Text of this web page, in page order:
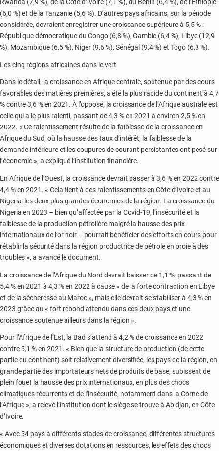
Rwanda (7,9 %), de la Côte d’Ivoire (7,1 %), du Bénin (6,4 %), de l’Éthiopie
(6,0 %) et de la Tanzanie (5,6 %). D’autres pays africains, sur la période
considérée, devraient enregistrer une croissance supérieure à 5,5 % :
République démocratique du Congo (6,8 %), Gambie (6,4 %), Libye (12,9
%), Mozambique (6,5 %), Niger (9,6 %), Sénégal (9,4 %) et Togo (6,3 %).
Les cinq régions africaines dans le vert
Dans le détail, la croissance en Afrique centrale, soutenue par des cours
favorables des matières premières, a été la plus rapide du continent à 4,7
% contre 3,6 % en 2021. À l’opposé, la croissance de l’Afrique australe est
celle qui a le plus ralenti, passant de 4,3 % en 2021 à environ 2,5 % en
2022. « Ce ralentissement résulte de la faiblesse de la croissance en
Afrique du Sud, où la hausse des taux d’intérêt, la faiblesse de la
demande intérieure et les coupures de courant persistantes ont pesé sur
l’économie », a expliqué l’institution financière.
En Afrique de l’Ouest, la croissance devrait passer à 3,6 % en 2022 contre
4,4 % en 2021. « Cela tient à des ralentissements en Côte d’Ivoire et au
Nigeria, les deux plus grandes économies de la région. La croissance du
Nigeria en 2023 – bien qu’affectée par la Covid-19, l’insécurité et la
faiblesse de la production pétrolière malgré la hausse des prix
internationaux de l’or noir – pourrait bénéficier des efforts en cours pour
rétablir la sécurité dans la région productrice de pétrole en proie à des
troubles », a avancé le document.
La croissance de l’Afrique du Nord devrait baisser de 1,1 %, passant de
5,4 % en 2021 à 4,3 % en 2022 à cause « de la forte contraction en Libye
et de la sécheresse au Maroc », mais elle devrait se stabiliser à 4,3 % en
2023 grâce au « fort rebond attendu dans ces deux pays et une
croissance soutenue ailleurs dans la région ».
Pour l’Afrique de l’Est, la Bad s’attend à 4,2 % de croissance en 2022
contre 5,1 % en 2021. « Bien que la structure de production (de cette
partie du continent) soit relativement diversifiée, les pays de la région, en
grande partie des importateurs nets de produits de base, subissent de
plein fouet la hausse des prix internationaux, en plus des chocs
climatiques récurrents et de l’insécurité, notamment dans la Corne de
l’Afrique », a relevé l’institution dont le siège se trouve à Abidjan, en Côte
d’Ivoire.
« Avec 54 pays à différents stades de croissance, différentes structures
économiques et diverses dotations en ressources, les effets des chocs